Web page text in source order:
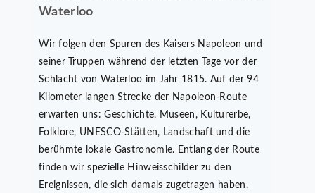
Waterloo
Wir folgen den Spuren des Kaisers Napoleon und
seiner Truppen während der letzten Tage vor der
Schlacht von Waterloo im Jahr 1815. Auf der 94
Kilometer langen Strecke der Napoleon-Route
erwarten uns: Geschichte, Museen, Kulturerbe,
Folklore, UNESCO-Stätten, Landschaft und die
berühmte lokale Gastronomie. Entlang der Route
finden wir spezielle Hinweisschilder zu den
Ereignissen, die sich damals zugetragen haben.